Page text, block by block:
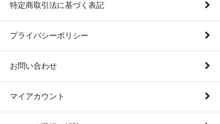
特定商取引法に基づく表記
プライバシーポリシー
お問い合わせ
マイアカウント